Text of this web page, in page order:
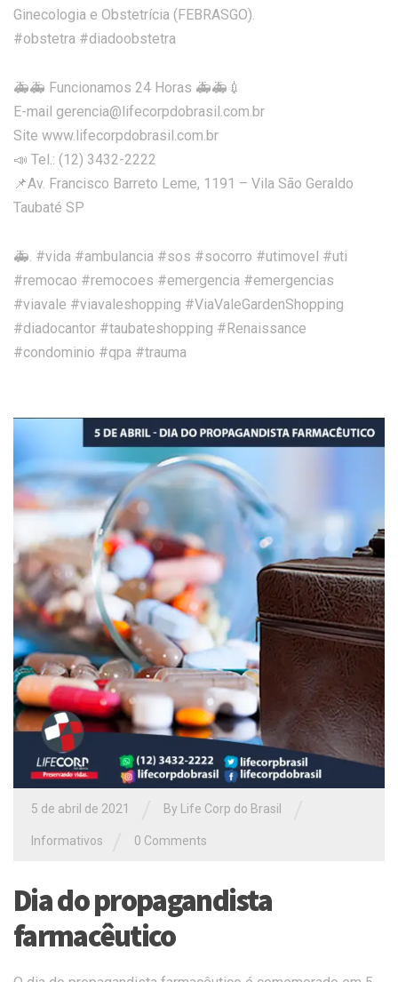
Ginecologia e Obstetrícia (FEBRASGO).
#obstetra #diadoobstetra
🚑🚑 Funcionamos 24 Horas 🚑🚑💉
E-mail gerencia@lifecorpdobrasil.com.br
Site www.lifecorpdobrasil.com.br
📣 Tel.: (12) 3432-2222
📌Av. Francisco Barreto Leme, 1191 – Vila São Geraldo
Taubaté SP
🚑. #vida #ambulancia #sos #socorro #utimovel #uti
#remocao #remocoes #emergencia #emergencias
#viavale #viavaleshopping #ViaValeGardenShopping
#diadocantor #taubateshopping #Renaissance
#condominio #qpa #trauma
5 de abril de 2021 By Life Corp do Brasil
Informativos 0 Comments
Dia do propagandista
farmacêutico